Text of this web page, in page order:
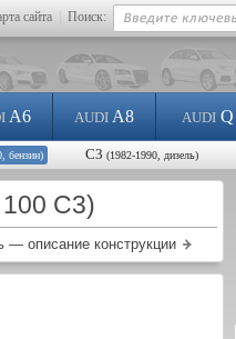
сайта Поиск:
A6 AUDI A8 AUDIQ
бензин) С3 (1982-1990, дизель)
C3)
— описание конструкции